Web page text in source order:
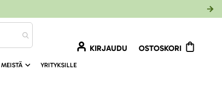
KIRJAUDU OSTOSKORI
YRITYKSILLE